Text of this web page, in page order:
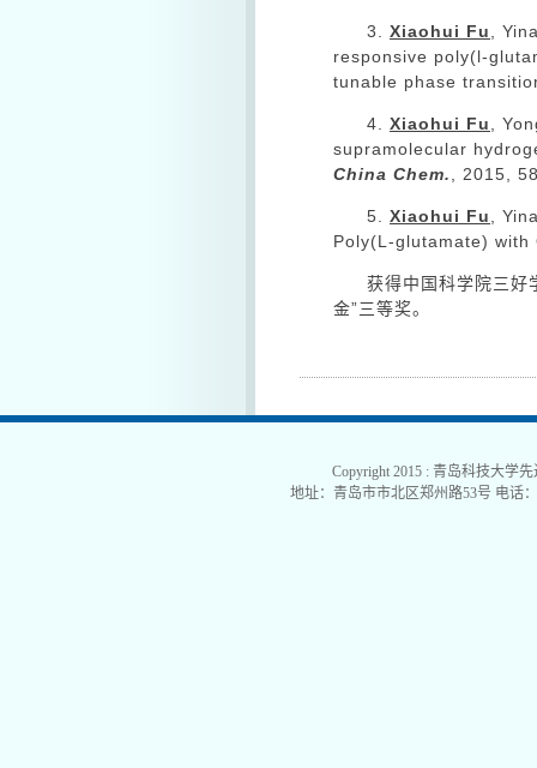
3. Xiaohui Fu
,
responsive poly(l-
tunable phase
4. Xiaohui Fu
,
supramolecular
China Chem.
, 2015,
5. Xiaohui Fu
,
Poly(L-glutamate)
获得中国科学院三好
金”三等奖。
Copyright 2015 : 青岛科技大学
地址：青岛市市北区郑州路53号 电话：